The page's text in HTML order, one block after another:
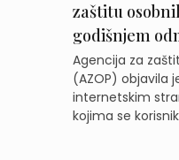
zaštitu
godišnjem
Agencija za
(AZOP) objavila
internetskim
kojima se